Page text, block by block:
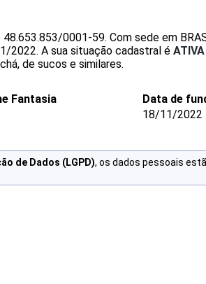
48.653.853/0001-59. Com sede em
2022. A sua situação cadastral é ATIVA
de sucos e similares.
Fantasia
Data de
18/11/2022
de Dados (LGPD), os dados pessoais